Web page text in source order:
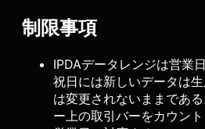
制限事項
IPDAデータレンジは営業
祝日には新しいデータは
は変更されないままであ
ー上の取引バーをカウン